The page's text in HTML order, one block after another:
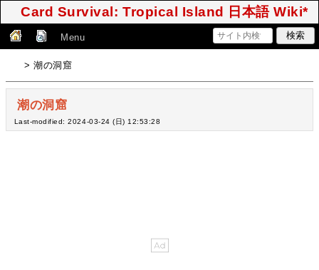
Card Survival: Tropical Island 日本語 Wiki*
Menu
> 潮の洞窟
潮の洞窟
Last-modified: 2024-03-24 (日) 12:53:28